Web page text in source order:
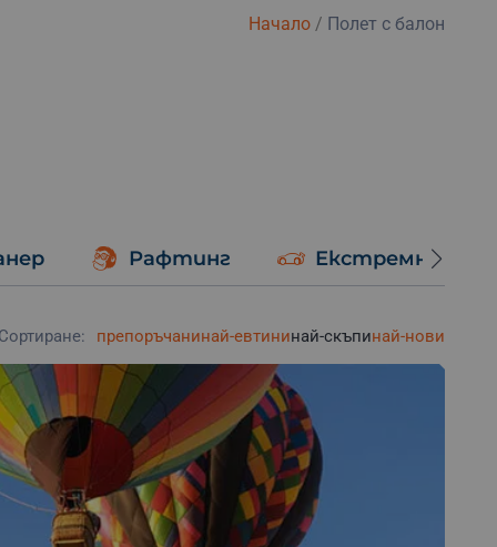
Начало/ Полет с балон
Рафтинг Екстремно
Сортиране: препоръчанинай-евтининай-скъпинай-нови